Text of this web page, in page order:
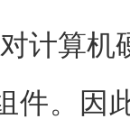
计算机
件。因